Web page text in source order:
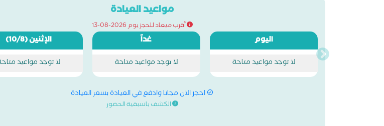
مواعيد العيادة
أقرب ميعاد للحجز يوم 2026-08-13
اليوم
لا توجد مواعيد متاحة
غداً
لا توجد مواعيد متاحة
الإثنين(10/8)
لا توجد مواعيد
احجز الان مجانا وادفع في العيادة بسعر العيادة
الكشف باسبقية الحضور